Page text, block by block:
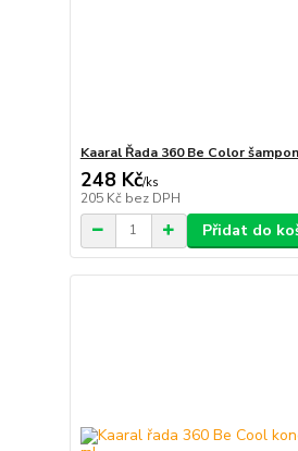
Kaaral Řada 360 Be Color
248 Kč/ks
205 Kč bez DPH
Přidat do